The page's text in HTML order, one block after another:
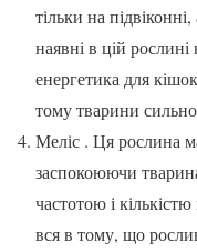
тільки на
наявні в цій
енергетика для
тому тварини
Меліс . Ця рослина
заспокоюючи
частотою і
вся в тому, що